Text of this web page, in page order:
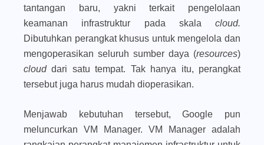
tantangan baru, yakni terkait pengelolaan
keamanan infrastruktur pada skala cloud.
Dibutuhkan perangkat khusus untuk mengelola dan
mengoperasikan seluruh sumber daya (resources)
clouddari satu tempat. Tak hanya itu, perangkat
tersebut juga harus mudah dioperasikan.
Menjawab kebutuhan tersebut, Google pun
meluncurkan VM Manager. VM Manager adalah